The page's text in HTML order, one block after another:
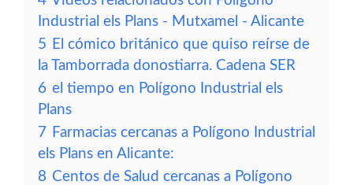
Industrial els Plans - Mutxamel - Alicante
5 El cómico británico que quiso reírse de
la Tamborrada donostiarra. Cadena SER
6 el tiempo en Polígono Industrial els
Plans
7 Farmacias cercanas a Polígono Industrial
els Plans en Alicante:
8 Centos de Salud cercanas a Polígono